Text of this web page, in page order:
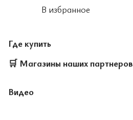
В избранное
Где купить
🛒 Магазины наших партнеров
Видео